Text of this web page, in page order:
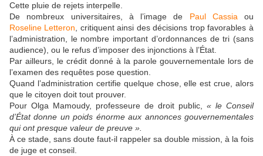
Cette pluie de rejets interpelle.
De nombreux universitaires, à l’image de Paul Cassia
ou
Roseline Letteron , critiquentainsi desdécisions trop favorables à
l’administration, lenombre important d’ordonnances de tri (sans
audience) ou le refus d’imposer des injonctions à l’État.
Par ailleurs, le crédit donné à la parole gouvernementale lors de
l’examen des requêtes pose question.
Quand l’administration certifie quelque chose, elle est crue, alors
que le citoyen doit tout prouver.
Pour Olga Mamoudy, professeure de droit public, « le Conseil
d’État donne un poids énormeaux annonces gouvernementales
qui ont presque valeur de preuve ».
À ce stade, sans doute faut-il rappeler sa double mission, à la fois
de juge et conseil.